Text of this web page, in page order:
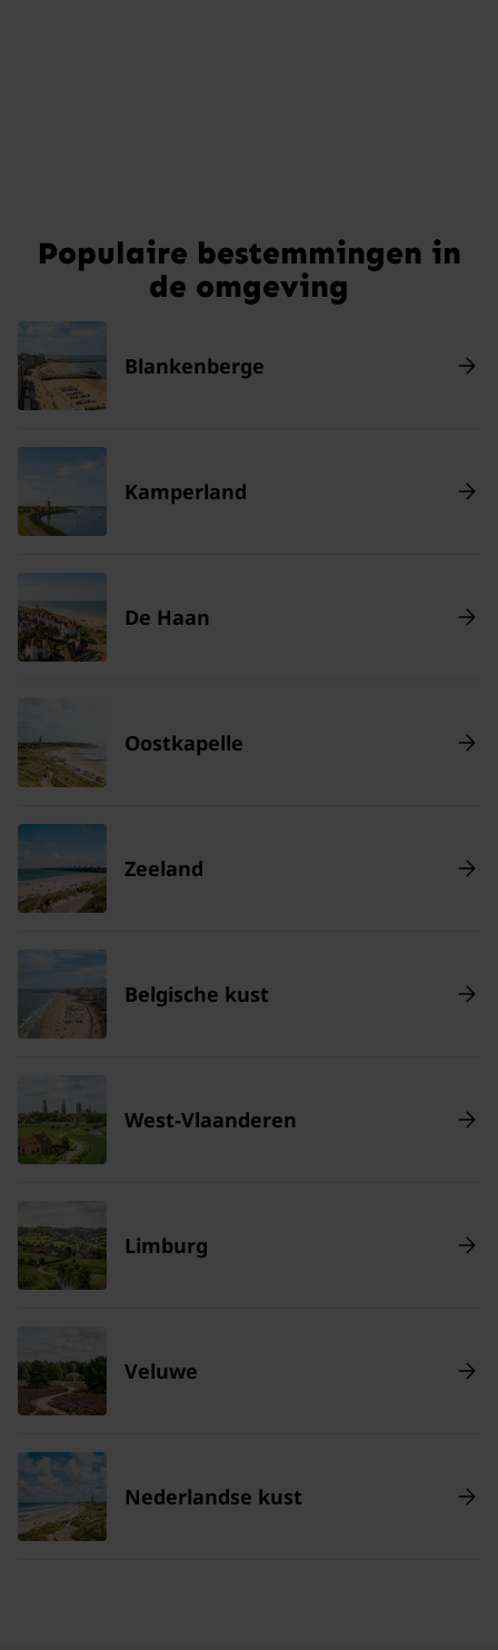
Populaire bestemmingen in
de omgeving
Blankenberge
Kamperland
De Haan
Oostkapelle
Zeeland
Belgische kust
West-Vlaanderen
Limburg
Veluwe
Nederlandse kust